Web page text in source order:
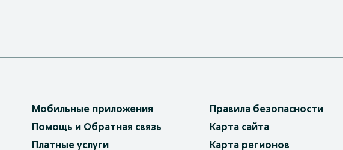
Мобильные приложения
Помощь и Обратная связь
Платные услуги
Правила безопасности
Карта сайта
Карта регионов